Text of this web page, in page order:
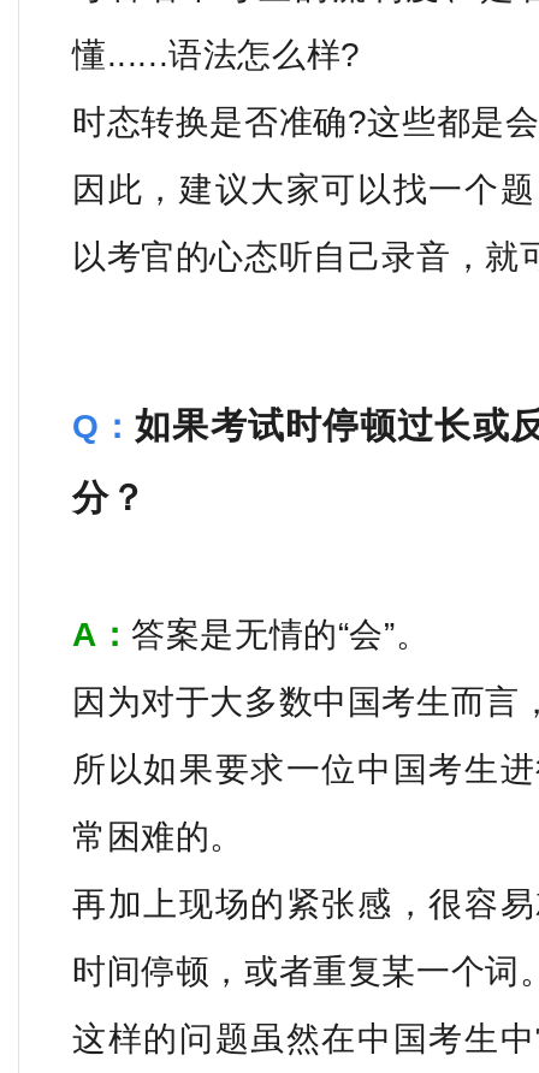
懂......语法怎么样?
时态转换是否准确?这些都是
因此，建议大家可以找一个
以考官的心态听自己录音，就
Q：如果考试时停顿过长或
分？
A： 答案是无情的“会”。
因为对于大多数中国考生而
所以如果要求一位中国考生
常困难的。
再加上现场的紧张感，很容
时间停顿，或者重复某一个词
这样的问题虽然在中国考生